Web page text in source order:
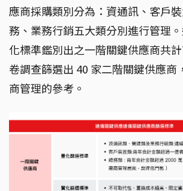
應商採購類別分為：資通訊、客戶
務、業務行銷五大類分別進行管理
化標準鑑別出之一階關鍵供應商共
卷調查篩選出 40 家二階關鍵供應商
商管理的參考。